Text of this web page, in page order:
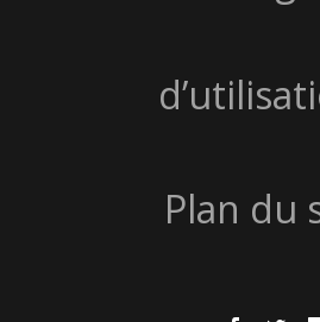
Plan du